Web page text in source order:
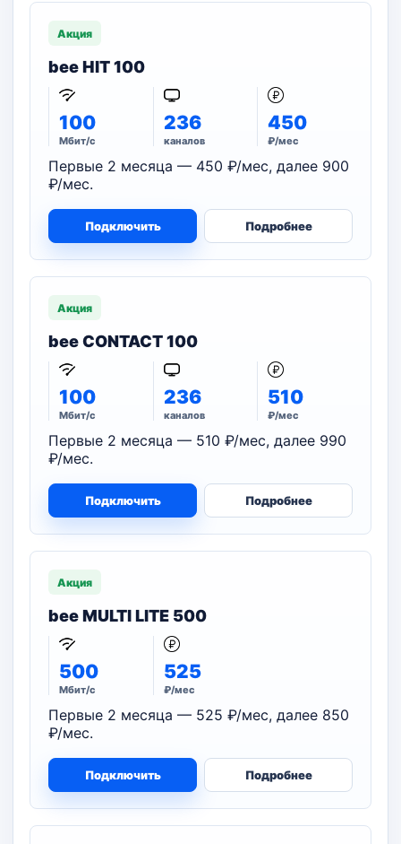
Акция
bee HIT 100
100
Мбит/с
236
каналов
450
₽/мес
Первые 2 месяца — 450 ₽/мес, далее 900
₽/мес.
Подключить Подробнее
Акция
bee CONTACT 100
100
Мбит/с
236
каналов
510
₽/мес
Первые 2 месяца — 510 ₽/мес, далее 990
₽/мес.
Подключить Подробнее
Акция
bee MULTI LITE 500
500
Мбит/с
525
₽/мес
Первые 2 месяца — 525 ₽/мес, далее 850
₽/мес.
Подключить Подробнее